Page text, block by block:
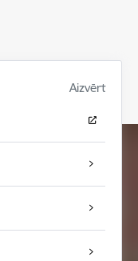
Aizvērt